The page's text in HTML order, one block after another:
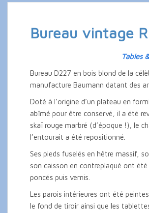
Bureau vintage
Tables
Bureau D227 en bois blond de la
manufacture Baumann datant des
Doté à l’origine d’un plateau en
abîmé pour être conservé, il a été
skaï rouge marbré (d’époque !), le
l’entourait a été repositionné.
Ses pieds fuselés en hêtre massif,
son caisson en contreplaqué ont
poncés puis vernis.
Les parois intérieures ont été
le fond de tiroir ainsi que les